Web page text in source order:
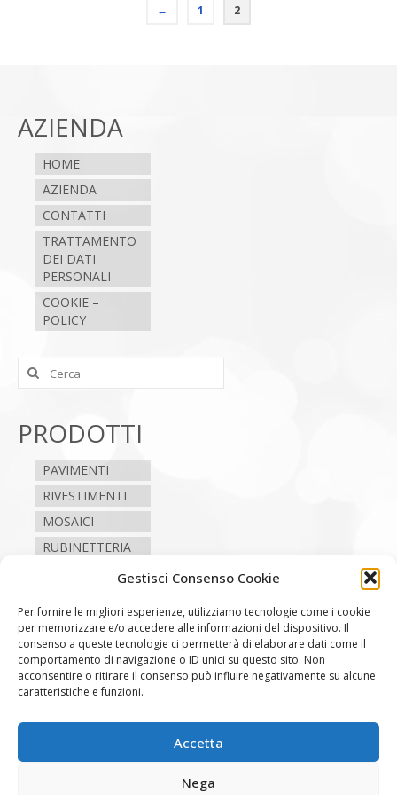
Gestisci Consenso Cookie
Per fornire le migliori esperienze, utilizziamo tecnologie come i cookie
per memorizzare e/o accedere alle informazioni del dispositivo. Il
consenso a queste tecnologie ci permetterà di elaborare dati come il
comportamento di navigazione o ID unici su questo sito. Non
acconsentire o ritirare il consenso può influire negativamente su alcune
caratteristiche e funzioni.
Accetta
Nega
← 1 2
AZIENDA
HOME
AZIENDA
CONTATTI
TRATTAMENTO
DEI DATI
PERSONALI
COOKIE –
POLICY
Cerca:
PRODOTTI
PAVIMENTI
RIVESTIMENTI
MOSAICI
RUBINETTERIA
SEGUICI